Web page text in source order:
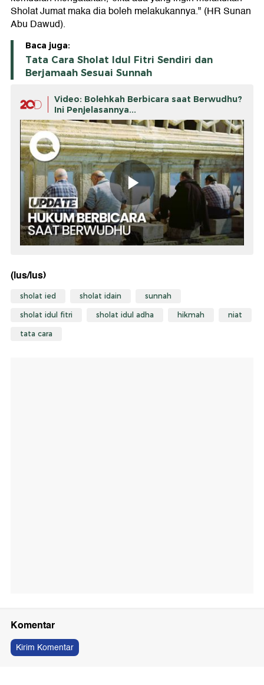
Sholat Jumat maka dia boleh melakukannya." (HR Sunan
Abu Dawud).
Baca juga:
Tata Cara Sholat Idul Fitri Sendiri dan
Berjamaah Sesuai Sunnah
Video: Bolehkah Berbicara saat Berwudhu?
Ini Penjelasannya...
(lus/lus)
sholat ied sholat idain sunnah
sholat idul fitri sholat idul adha hikmah niat
tata cara
Komentar
Kirim Komentar